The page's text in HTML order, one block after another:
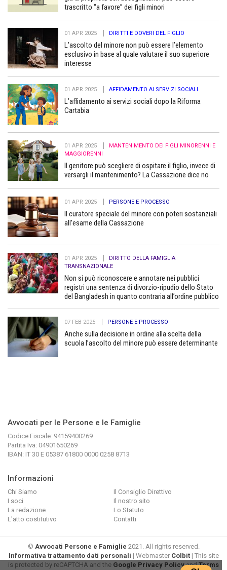
trascritto “a favore” dei figli minori
01 APR 2025 DIRITTI E DOVERI DEL FIGLIO
L’ascolto del minore non può essere l’elemento
esclusivo in base al quale valutare il suo superiore
interesse
01 APR 2025 AFFIDAMENTO AI SERVIZI SOCIALI
L’affidamento ai servizi sociali dopo la Riforma
Cartabia
01 APR 2025
MANTENIMENTO DEI FIGLI MINORENNI E
MAGGIORENNI
Il genitore può scegliere di ospitare il figlio, invece di
versargli il mantenimento? La Cassazione dice no
01 APR 2025 PERSONE E PROCESSO
Il curatore speciale del minore con poteri sostanziali
all’esame della Cassazione
01 APR 2025
DIRITTO DELLA FAMIGLIA
TRANSNAZIONALE
Non si può riconoscere e annotare nei pubblici
registri una sentenza di divorzio-ripudio dello Stato
del Bangladesh in quanto contraria all’ordine pubblico
07 FEB 2025 PERSONE E PROCESSO
Anche sulla decisione in ordine alla scelta della
scuola l’ascolto del minore può essere determinante
Avvocati per le Persone e le Famiglie
Codice Fiscale: 94159400269
Partita Iva: 04901650269
IBAN: IT 30 E 05387 61800 0000 0258 8713
Informazioni
Chi Siamo
Il Consiglio Direttivo
I soci
Il nostro sito
La redazione
Lo Statuto
L'atto costitutivo
Contatti
© Avvocati Persone e Famiglie 2021. All rights reserved.
Informativa trattamento dati personali | Webmaster Colbit| This site
is protected by reCAPTCHA and the Google Privacy PolicyandTerms